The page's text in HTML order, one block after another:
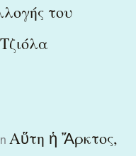
του
Αὕτη ἡ Ἄρκτος,